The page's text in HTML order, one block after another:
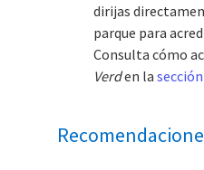
dirijas
parque para
Consulta cómo
Verden la sección